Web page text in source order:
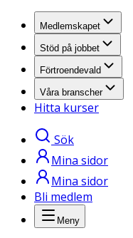
Medlemskapet
Stöd på jobbet
Förtroendevald
Våra branscher
Hitta kurser
Sök
Mina sidor
Mina sidor
Bli medlem
Meny